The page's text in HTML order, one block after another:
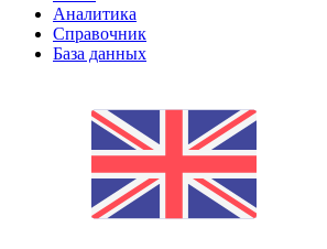
Аналитика
Справочник
База данных